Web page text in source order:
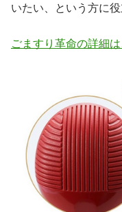
いたい、という方に役
ごますり革命の詳細